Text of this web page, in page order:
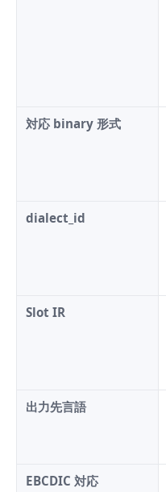
対応 binary 形式
dialect_id
Slot IR
出力先言語
EBCDIC 対応